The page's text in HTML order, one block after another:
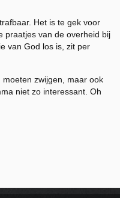
Het is te gek voor
praatjes van de overheid bij
van God los is, zit per
zwijgen, maar ook
niet zo interessant. Oh